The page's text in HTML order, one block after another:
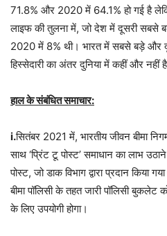
71.8% और 2020 में 64.1% हो गई है
लाइफ की तुलना में, जो देश में दूसरी सबसे
2020 में 8% थी। भारत में सबसे बड़े और
हिस्सेदारी का अंतर दुनिया में कहीं और नहीं
हाल के संबंधित समाचार:
i.सितंबर 2021 में, भारतीय जीवन बीमा
साथ ‘प्रिंट टू पोस्ट’ समाधान का लाभ
पोस्ट, जो डाक विभाग द्वारा प्रदान
बीमा पॉलिसी के तहत जारी पॉलिसी
के लिए उपयोगी होगा।